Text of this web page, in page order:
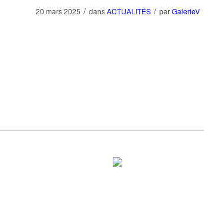
20 mars 2025 / dansACTUALITÉS / parGalerieV